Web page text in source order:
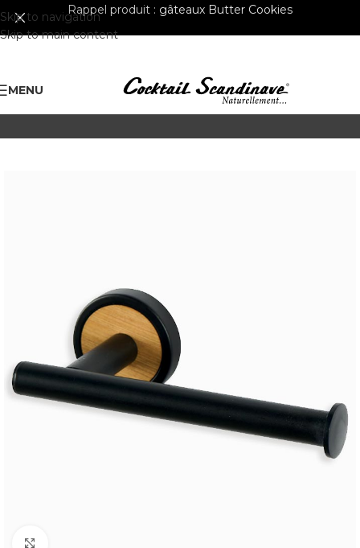
Skip to navigation
Skip to main content
Rappel produit : gâteaux Butter Cookies
MENU